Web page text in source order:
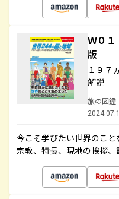
Ｗ０
版
１９７
解説
旅の図鑑
今こそ学びたい世界のこと
宗教、特長、現地の挨拶、